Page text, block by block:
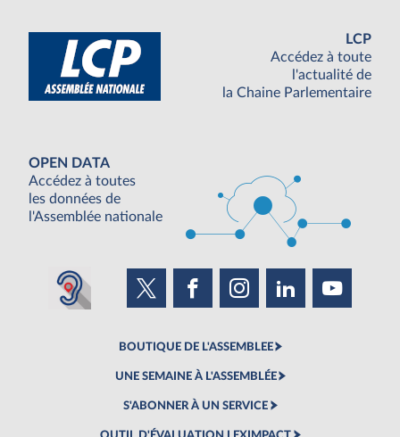
LCP
Accédez à toute
l'actualité de
la Chaine Parlementaire
OPEN DATA
Accédez à toutes
les données de
l'Assemblée nationale
BOUTIQUE DE L'ASSEMBLEE
UNE SEMAINE À L'ASSEMBLÉE
S'ABONNER À UN SERVICE